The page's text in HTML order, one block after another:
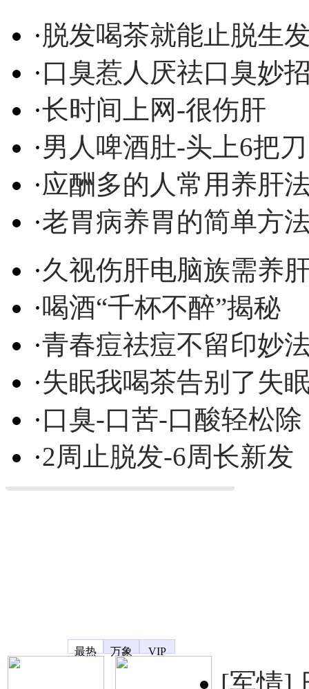
·脱发喝茶就能止脱生
·口臭惹人厌祛口臭妙
·长时间上网-很伤肝
·男人啤酒肚-头上6把刀
·应酬多的人常用养肝
·老胃病养胃的简单方
·久视伤肝电脑族需养
·喝酒“千杯不醉”揭秘
·青春痘祛痘不留印妙
·失眠我喝茶告别了失
·口臭-口苦-口酸轻松除
·2周止脱发-6周长新发
最热
万象 VIP